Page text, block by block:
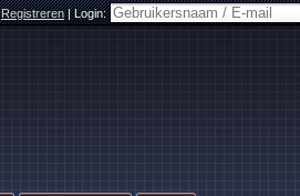
Registreren|Login: